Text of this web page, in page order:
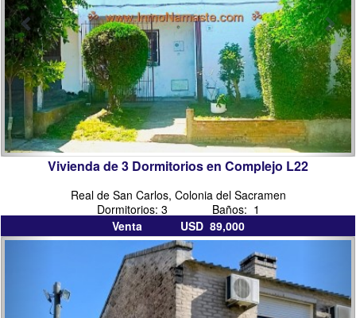
Vivienda de 3 Dormitorios en Complejo L22
Real de San Carlos, Colonia del Sacramen
Dormitorios: 3 Baños: 1
Venta USD 89,000
inmobiliarias
colonia